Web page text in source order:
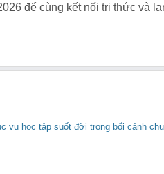
để cùng kết nối tri thức và
vụ học tập suốt đời trong bối cảnh